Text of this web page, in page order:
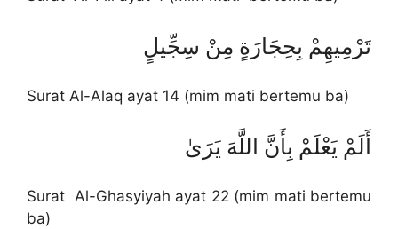
تَرْمِيهِمْ بِحِجَارَةٍ مِنْ سِجِّيلٍ
Surat Al-Alaq ayat 14 (mim mati bertemu ba)
أَلَمْ يَعْلَمْ بِأَنَّ اللَّهَ يَرَىٰ
Surat Al-Ghasyiyah ayat 22 (mim mati bertemu
ba)